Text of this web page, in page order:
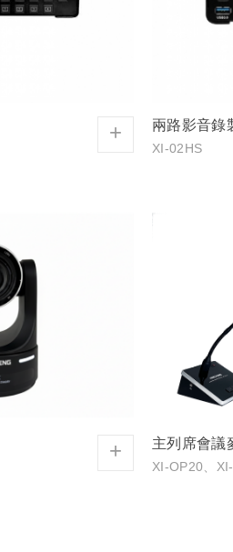
+ 兩路影音錄
XI-02HS
+ 主列席會議
XI-OP20、